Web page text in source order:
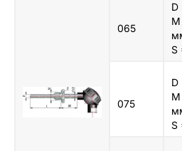
065
D
S
075
D
S